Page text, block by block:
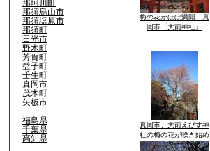
那珂川町
那須烏山市
那須塩原市
那須町
日光市
野木町
芳賀町
益子町
壬生町
真岡市
茂木町
矢板市
福島県
千葉県
高知県
梅の花がほぼ満開、真
岡市「大前神社」
真岡市、大前えびす神
社の梅の花が咲き始め
た